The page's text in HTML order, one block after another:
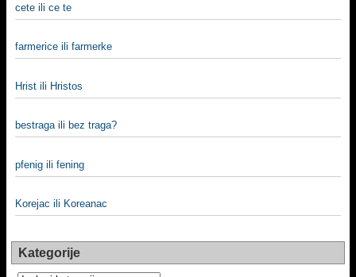
cete ili ce te
farmerice ili farmerke
Hrist ili Hristos
bestraga ili bez traga?
pfenig ili fening
Korejac ili Koreanac
Kategorije
Kategorije